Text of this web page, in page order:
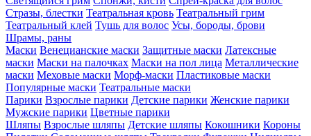
Стразы, блестки Театральная кровь Театральный грим
Театральный клей Тушь для волос Усы, бороды, брови
Шрамы, раны
Маски Венецианские маски Защитные маски Латексные
маски Маски на палочках Маски на пол лица Металлические
маски Меховые маски Морф-маски Пластиковые маски
Популярные маски Театральные маски
Парики Взрослые парики Детские парики Женские парики
Мужские парики Цветные парики
Шляпы Взрослые шляпы Детские шляпы Кокошники Короны